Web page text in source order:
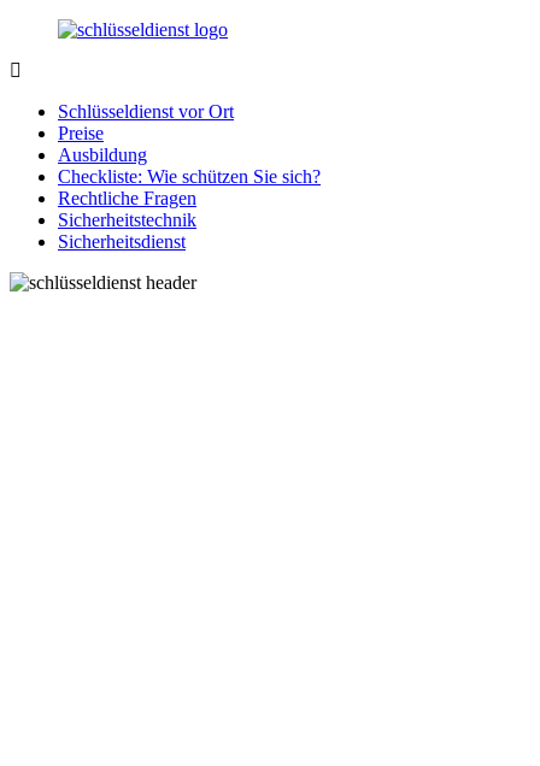
Zurück
Inhalt
Notlage
wird
gelöst!
Schlüsseldienst vor Ort
Preise
Ausbildung
Checkliste: Wie schützen Sie sich?
Rechtliche Fragen
Sicherheitstechnik
Sicherheitsdienst